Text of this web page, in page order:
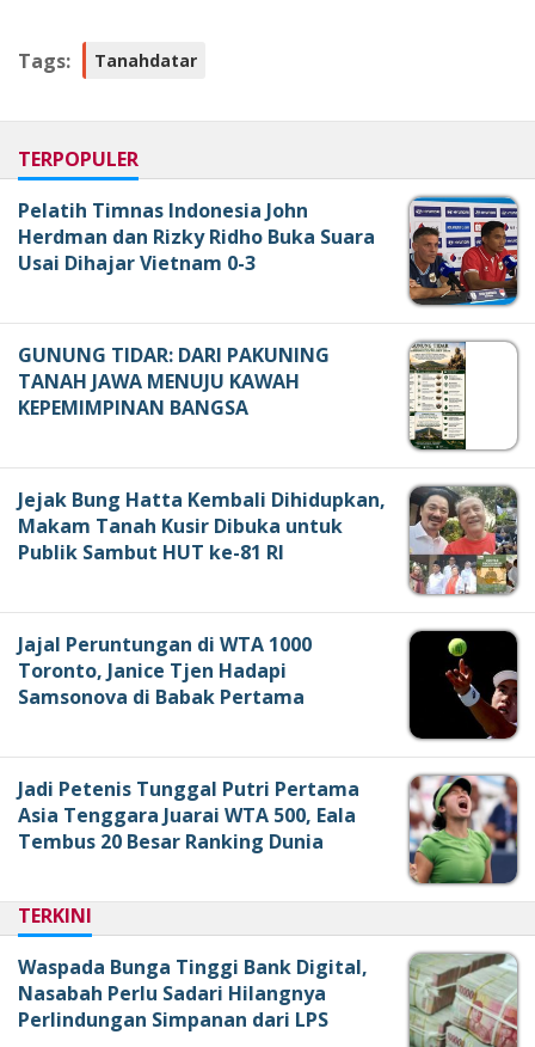
Tags: Tanahdatar
TERPOPULER
Pelatih Timnas Indonesia John
Herdman dan Rizky Ridho Buka Suara
Usai Dihajar Vietnam 0-3
GUNUNG TIDAR: DARI PAKUNING
TANAH JAWA MENUJU KAWAH
KEPEMIMPINAN BANGSA
Jejak Bung Hatta Kembali Dihidupkan,
Makam Tanah Kusir Dibuka untuk
Publik Sambut HUT ke-81 RI
Jajal Peruntungan di WTA 1000
Toronto, Janice Tjen Hadapi
Samsonova di Babak Pertama
Jadi Petenis Tunggal Putri Pertama
Asia Tenggara Juarai WTA 500, Eala
Tembus 20 Besar Ranking Dunia
TERKINI
Waspada Bunga Tinggi Bank Digital,
Nasabah Perlu Sadari Hilangnya
Perlindungan Simpanan dari LPS